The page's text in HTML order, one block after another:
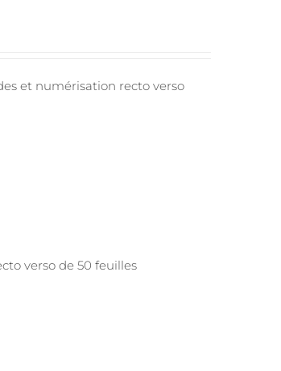
et numérisation recto verso
verso de 50 feuilles